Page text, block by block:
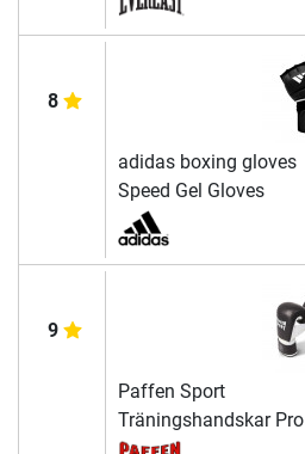
8
adidas boxing gloves
Speed Gel Gloves
9
Paffen Sport
Träningshandskar Pro